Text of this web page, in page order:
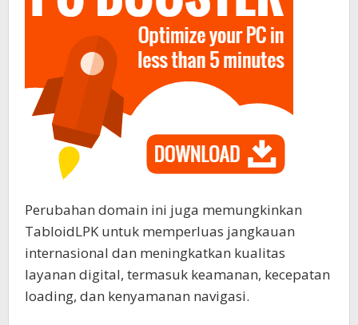
Perubahan domain ini juga memungkinkan
TabloidLPK untuk memperluas jangkauan
internasional dan meningkatkan kualitas
layanan digital, termasuk keamanan, kecepatan
loading, dan kenyamanan navigasi.